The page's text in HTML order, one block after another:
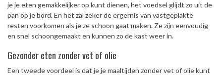
je je eten gemakkelijker op kunt dienen, het voedsel glijdt zo uit de
pan op je bord. En het zal zeker de ergernis van vastgeplakte
resten voorkomen als je ze schoon gaat maken. Ze zijn eenvoudig
en snel schoongemaakt en kunnen zo de kast weer in.
Gezonder eten zonder vet of olie
Een tweede voordeel is dat je je maaltijden zonder vet of olie kunt